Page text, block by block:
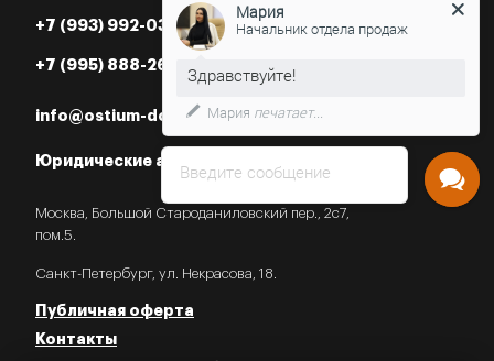
+7 (993) 992-03-07
+7 (995) 888-26-87
info@ostium-doors.ru
Юридические адреса в РФ
Москва, Большой Староданиловский пер., 2с7,
пом.5.
Санкт-Петербург, ул. Некрасова, 18.
Публичная оферта
Контакты
Введите сообщение
Мария
Начальник отдела продаж
Здравствуйте!
Мария печатает...